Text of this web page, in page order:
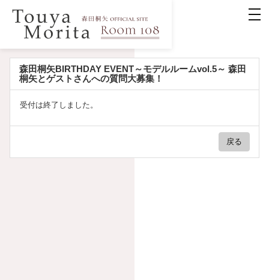
森田桐矢BIRTHDAY EVENT～モデルルームvol.5～ 森田
桐矢とゲストさんへの質問大募集！
受付は終了しました。
戻る